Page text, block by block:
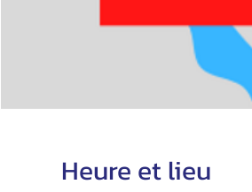
Heure et lieu